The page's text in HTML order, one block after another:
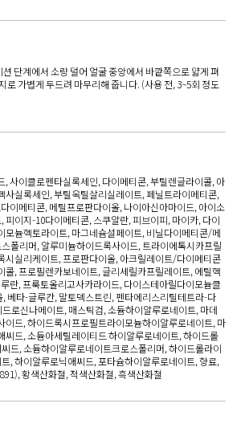
단계에서 소량 덜어 얼굴 중앙에서 바깥쪽으로 얇게 펴
로 가볍게 두드려 마무리해 줍니다. (사용 전, 3~5회 정도
, 사이클로펜타실록세인, 다이메티콘, 부틸렌글라이콜, 아
사실록세인, 부틸옥틸살리실레이트, 페닐트라이메티콘,
이메티콘, 메틸프로판다이올, 나이아신아마이드, 아이소
피이지-10다이메티콘, 스쿠알란, 피브이피, 마이카, 다이
모늄헥토라이트, 마그네슘설페이트, 비닐다이메티콘/메
폴리머, 알루미늄하이드록사이드, 트라이에톡시카프릴
시실리케이트, 프로판다이올, 아크릴레이트/다이메티콘
콜, 프로필렌카보네이트, 글리세릴카프릴레이트, 에틸헥
란, 프룩토올리고사카라이드, 다이스테아릴다이모늄클
베타-글루칸, 말토덱스트린, 펜타에리스리틸테트라-다
로신나메이트, 매스틱검, 소듐하이알루로네이트, 마데
이드, 하이드록시프로필트라이모늄하이알루로네이트, 마
씨드, 소듐아세틸레이티드 하이알루로네이트, 하이드롤
드, 소듐하이알루로네이트크로스폴리머, 하이드롤라이
, 하이알루로닉애씨드, 포타슘하이알루로네이트, 향료,
황색산화철, 적색산화철, 흑색산화철